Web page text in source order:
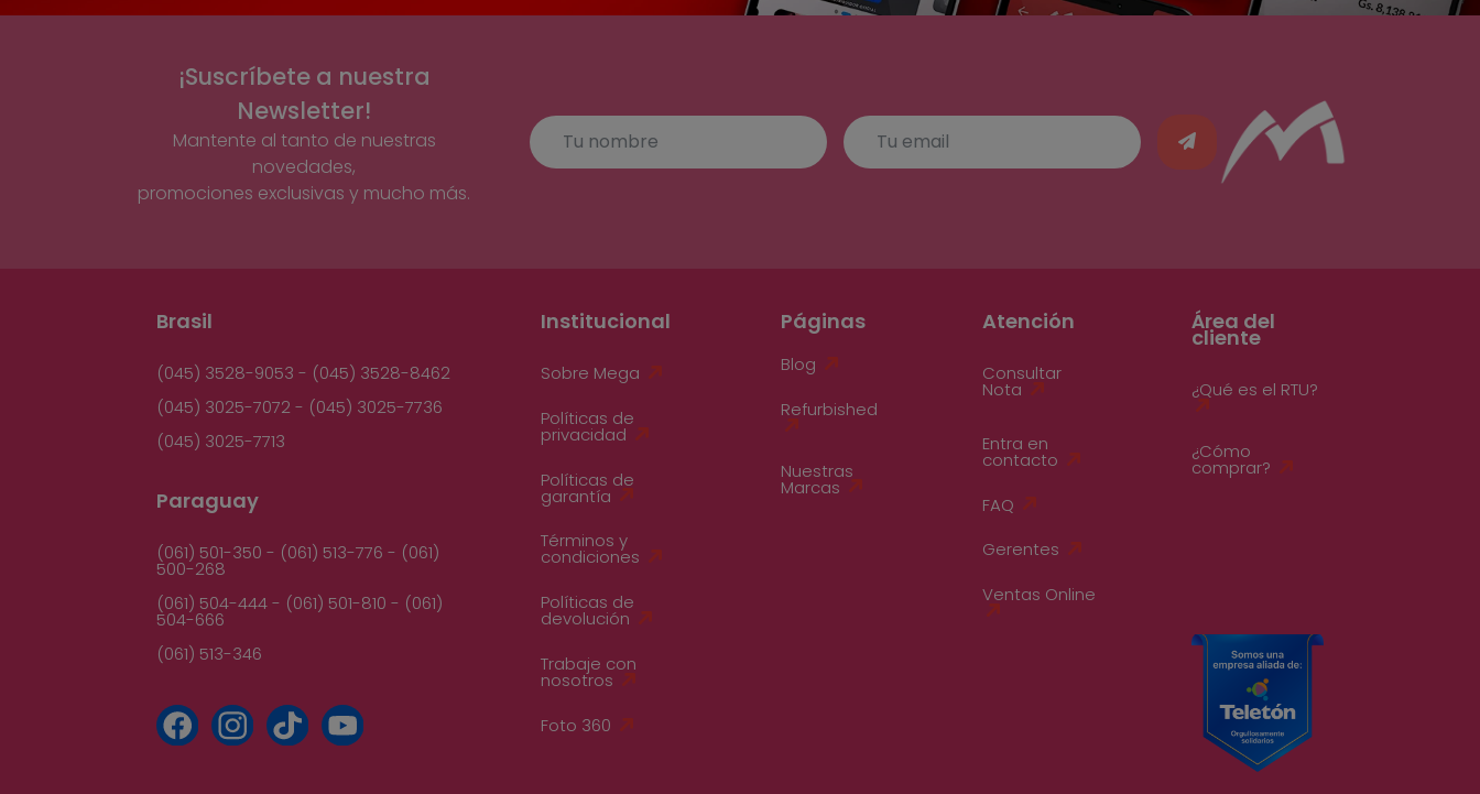
¡Suscríbete a nuestra
Newsletter!
Mantente al tanto de nuestras
novedades,
promociones exclusivas y mucho más.
Brasil
(045) 3528-9053 - (045) 3528-8462
(045) 3025-7072 - (045) 3025-7736
(045) 3025-7713
Paraguay
(061) 501-350 - (061) 513-776 - (061)
500-268
(061) 504-444 - (061) 501-810 - (061)
504-666
(061) 513-346
Institucional
Sobre Mega
Políticas de
privacidad
Políticas de
garantía
Términos y
condiciones
Políticas de
devolución
Trabaje con
nosotros
Foto 360
Páginas
Blog
Refurbished
Nuestras
Marcas
Atención
Consultar
Nota
Entra en
contacto
FAQ
Gerentes
Ventas Online
Área del
cliente
¿Qué es el RTU?
¿Cómo
comprar?